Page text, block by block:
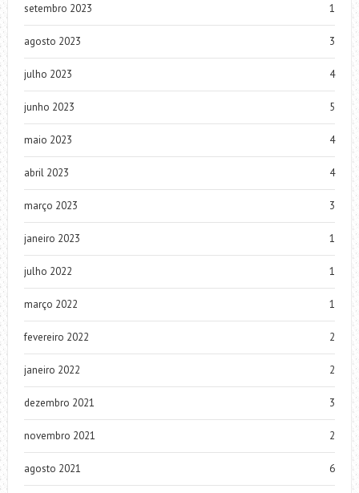
setembro 2023 1
agosto 2023 3
julho 2023 4
junho 2023 5
maio 2023 4
abril 2023 4
março 2023 3
janeiro 2023 1
julho 2022 1
março 2022 1
fevereiro 2022 2
janeiro 2022 2
dezembro 2021 3
novembro 2021 2
agosto 2021 6